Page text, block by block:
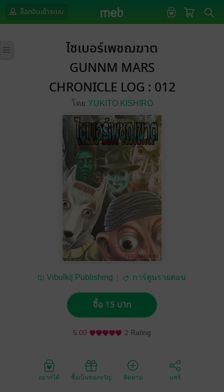
ล็อกอินเข้าระบบ
ไซเบอร์เพชฌฆาต
GUNNM MARS
CHRONICLE LOG : 012
โดย YUKITO KISHIRO
Vibulkij Publishing การ์ตูนรายตอน
ซื้อ 15 บาท
5.00 2 Rating
อยากได้ ซื้อเป็นของขวัญ ติดตาม แชร์